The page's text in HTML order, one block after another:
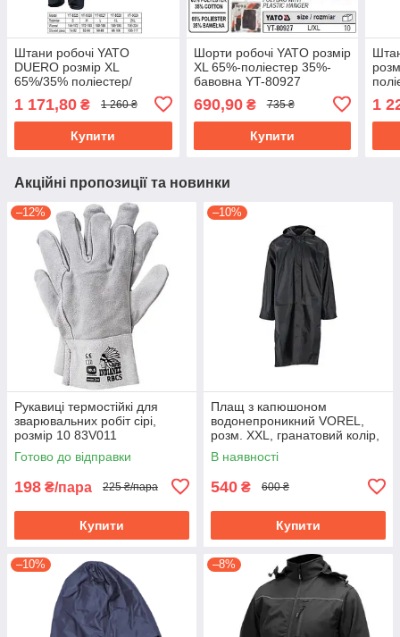
Штани робочі YATO
DUERO розмір XL
65%/35% поліестер/
1 171,80 ₴ 1 260 ₴
Купити
Шорти робочі YATO розмір
XL 65%-поліестер 35%-
бавовна YT-80927
690,90₴ 735 ₴
Купити
1
Акційні пропозиції та новинки
–12%
Рукавиці термостійкі для
зварювальних робіт cірі,
розмір 10 83V011
Готово до відправки
198 ₴/пара 225 ₴/пара
Купити
–10%
Плащ з капюшоном
водонепроникний VOREL,
розм. XXL, гранатовий колір,
з вентиляційними отворами
PVC 74655
В наявності
540 ₴ 600 ₴
Купити
–10% –8%